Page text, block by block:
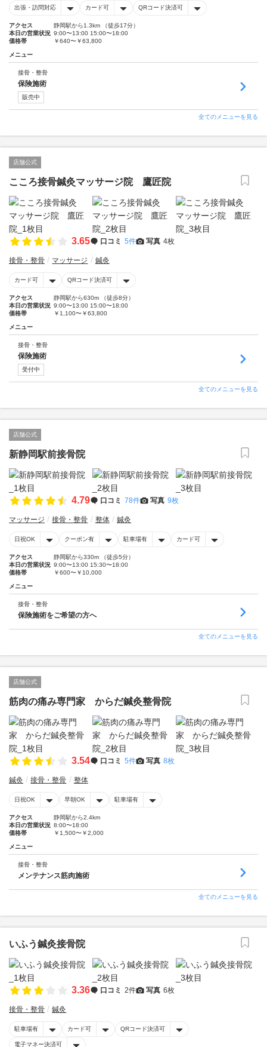
出張・訪問対応 カード可 QRコード決済可
アクセス
静岡駅から1.3km （徒歩17分）
本日の営業状況 9:00〜13:00 15:00〜18:00
価格帯
￥640〜￥63,800
メニュー
接骨・整骨
保険施術
販売中
全てのメニューを見る
店舗公式
こころ接骨鍼灸マッサージ院 鷹匠院
3.65 口コミ 5件 写真 4枚
接骨・整骨 マッサージ 鍼灸
カード可 QRコード決済可
アクセス
静岡駅から630m （徒歩8分）
本日の営業状況 9:00〜13:00 15:00〜18:00
価格帯
￥1,100〜￥63,800
メニュー
接骨・整骨
保険施術
受付中
全てのメニューを見る
店舗公式
新静岡駅前接骨院
4.79 口コミ 78件 写真 9枚
マッサージ 接骨・整骨 整体 鍼灸
日祝OK クーポン有 駐車場有 カード可
アクセス
静岡駅から330m （徒歩5分）
本日の営業状況 9:00〜13:00 15:30〜18:00
価格帯
￥600〜￥10,000
メニュー
接骨・整骨
保険施術をご希望の方へ
全てのメニューを見る
店舗公式
筋肉の痛み専門家 からだ鍼灸整骨院
3.54 口コミ 5件 写真 8枚
鍼灸 接骨・整骨 整体
日祝OK 早朝OK 駐車場有
アクセス
静岡駅から2.4km
本日の営業状況 8:00〜18:00
価格帯
￥1,500〜￥2,000
メニュー
接骨・整骨
メンテナンス筋肉施術
全てのメニューを見る
いふう鍼灸接骨院
3.36 口コミ 2件 写真 6枚
接骨・整骨 鍼灸
駐車場有 カード可 QRコード決済可
電子マネー決済可